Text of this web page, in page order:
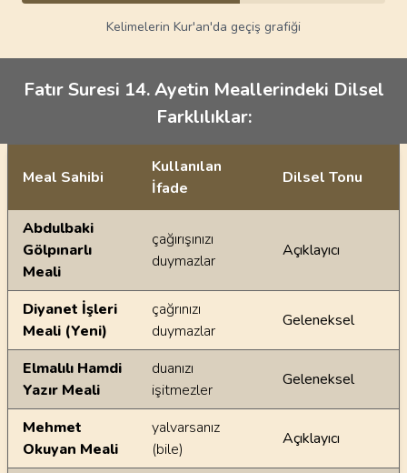
Kelimelerin Kur'an'da geçiş grafiği
Fatır Suresi 14. Ayetin Meallerindeki Dilsel
Farklılıklar:
Ayetin meallerindeki dilsel farklılıklar
Meal Sahibi
Kullanılan
İfade
Dilsel Tonu
Abdulbaki
Gölpınarlı
Meali
çağırışınızı
duymazlar
Açıklayıcı
Diyanet İşleri
Meali (Yeni)
çağrınızı
duymazlar
Geleneksel
Elmalılı Hamdi
Yazır Meali
duanızı
işitmezler
Geleneksel
Mehmet
Okuyan Meali
yalvarsanız
(bile)
Açıklayıcı